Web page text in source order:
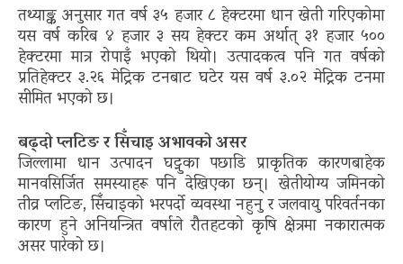
तथ्याङ्क अनुसार गत वर्ष ३५ हजार ८ हेक्टरमा धान खेती गरिएकोमा
यस वर्ष करिब ४ हजार ३ सय हेक्टर कम अर्थात् ३१ हजार ५००
हेक्टरमा मात्र रोपाइँ भएको थियो। उत्पादकत्व पनि गत वर्षको
प्रतिहेक्टर ३.२६ मेट्रिक टनबाट घटेर यस वर्ष ३.०२ मेट्रिक टनमा
सीमित भएको छ।
बढ्दो प्लटिङ र सिँचाइ अभावको असर
जिल्लामा धान उत्पादन घट्नुका पछाडि प्राकृतिक कारणबाहेक
मानवसिर्जित समस्याहरू पनि देखिएका छन्। खेतीयोग्य जमिनको
तीव्र प्लटिङ, सिँचाइको भरपर्दो व्यवस्था नहुनु र जलवायु परिवर्तनका
कारण हुने अनियन्त्रित वर्षाले रौतहटको कृषि क्षेत्रमा नकारात्मक
असर पारेको छ।